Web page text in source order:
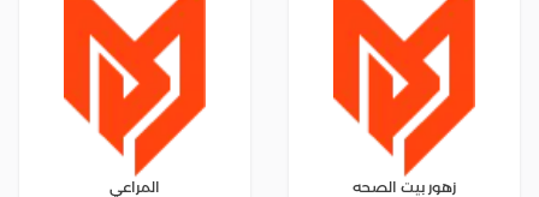
زهور بيت الصحه المراعي